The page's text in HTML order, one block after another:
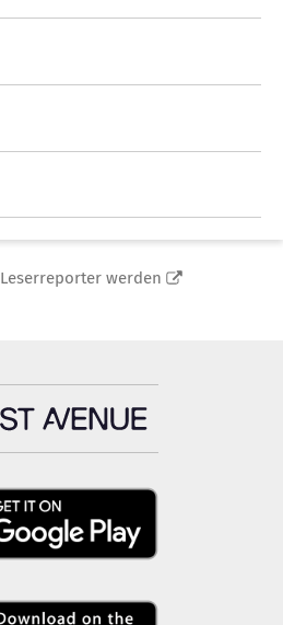
Leserreporter werden